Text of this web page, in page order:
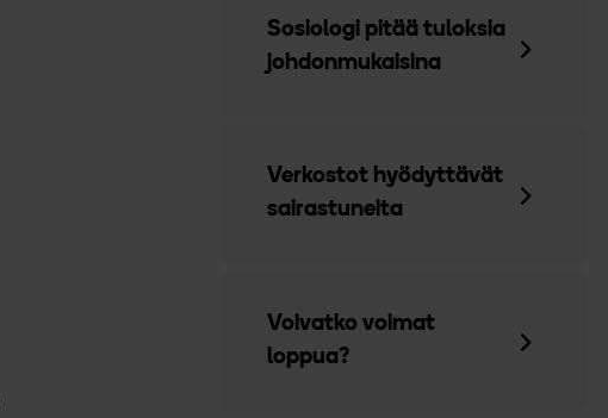
Sosiologi pitää tuloksia
johdonmukaisina
Verkostot hyödyttävät
sairastuneita
Voivatko voimat
loppua?